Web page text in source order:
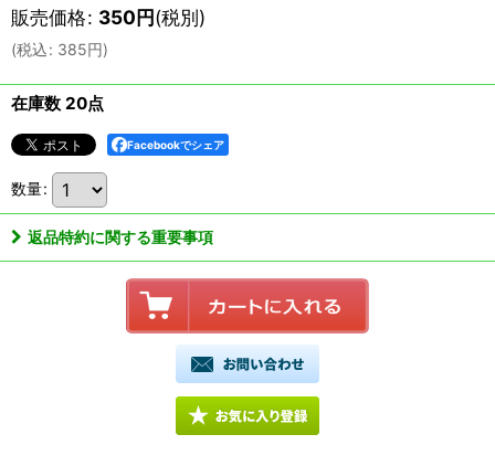
販売価格: 350円(税別)
(税込: 385円)
在庫数 20点
Facebookでシェア
数量:
返品特約に関する重要事項